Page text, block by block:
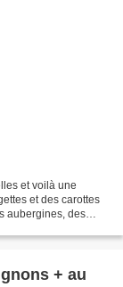
et voilà une
et des carottes
aubergines, des
+ au